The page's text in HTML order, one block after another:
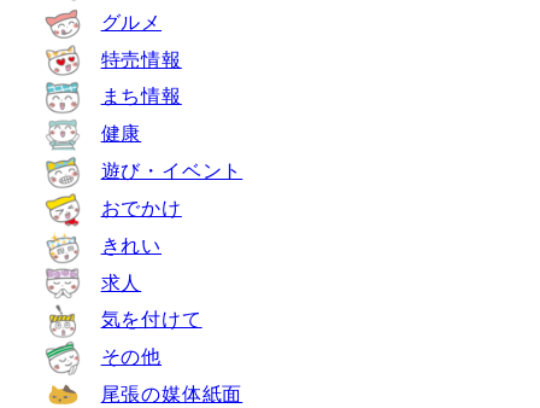
グルメ
特売情報
まち情報
健康
遊び・イベント
おでかけ
きれい
求人
気を付けて
その他
尾張の媒体紙面